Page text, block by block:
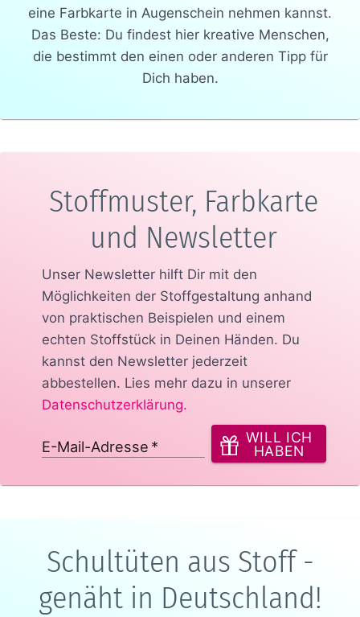
eine Farbkarte in Augenschein nehmen kannst.
Das Beste: Du findest hier kreative Menschen,
die bestimmt den einen oder anderen Tipp für
Dich haben.
Stoffmuster, Farbkarte
und Newsletter
Unser Newsletter hilft Dir mit den
Möglichkeiten der Stoffgestaltung anhand
von praktischen Beispielen und einem
echten Stoffstück in Deinen Händen. Du
kannst den Newsletter jederzeit
abbestellen. Lies mehr dazu in unserer
Datenschutzerklärung.
E-Mail-Adresse *
WILL ICH
HABEN
Schultüten aus Stoff -
genäht in Deutschland!